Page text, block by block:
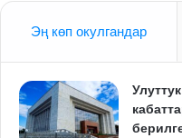
Эң көп окулгандар